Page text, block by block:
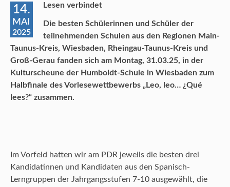
14.
MAI
2025
Lesen verbindet
Die besten Schülerinnen und Schüler der
teilnehmenden Schulen aus den Regionen Main-
Taunus-Kreis, Wiesbaden, Rheingau-Taunus-Kreis und
Groß-Gerau fanden sich am Montag, 31.03.25, in der
Kulturscheune der Humboldt-Schule in Wiesbaden zum
Halbfinale des Vorlesewettbewerbs „Leo, leo… ¿Qué
lees?“ zusammen.
Im Vorfeld hatten wir am PDR jeweils die besten drei
Kandidatinnen und Kandidaten aus den Spanisch-
Lerngruppen der Jahrgangsstufen 7-10 ausgewählt, die